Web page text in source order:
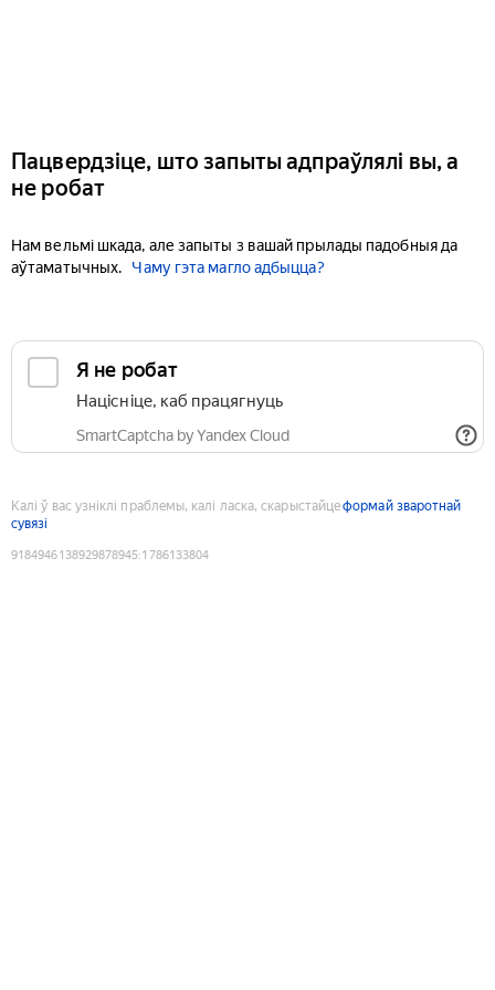
Пацвердзіце, што запыты адпраўлялі вы, а
не робат
Нам вельмі шкада, але запыты з вашай прылады падобныя да
аўтаматычных.
Чаму гэта магло адбыцца?
Я не робат
Націсніце, каб працягнуць
SmartCaptcha by Yandex Cloud
Калі ў вас узніклі праблемы, калі ласка, скарыстайцеформай зваротнай
сувязі
9184946138929878945:1786133804